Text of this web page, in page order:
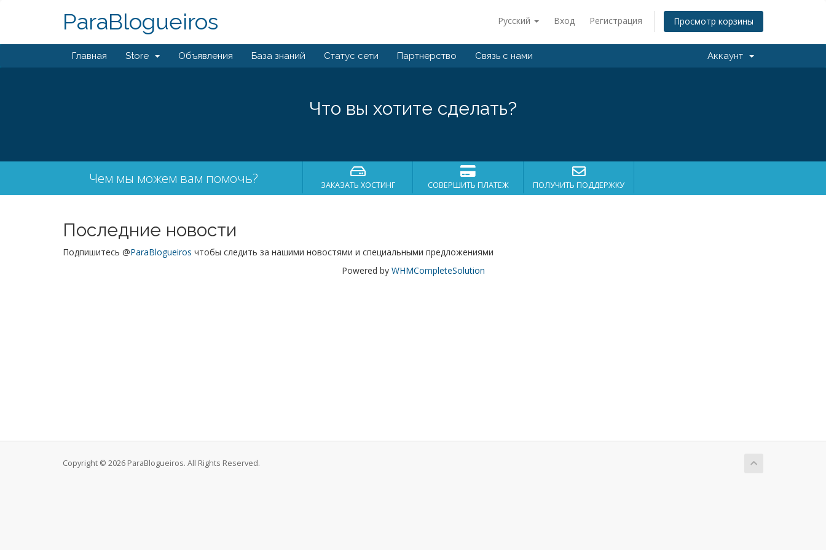
Русский Вход Регистрация Просмотр корзины
ParaBlogueiros
Главная Store Объявления База знаний Статус сети Партнерство Связь с нами Аккаунт
Что вы хотите сделать?
Чем мы можем вам помочь? ЗАКАЗАТЬ ХОСТИНГ СОВЕРШИТЬ ПЛАТЕЖ ПОЛУЧИТЬ ПОДДЕРЖКУ
Последние новости
Подпишитесь @ParaBlogueiros чтобы следить за нашими новостями и специальными предложениями
Powered by WHMCompleteSolution
Copyright © 2026 ParaBlogueiros. All Rights Reserved.